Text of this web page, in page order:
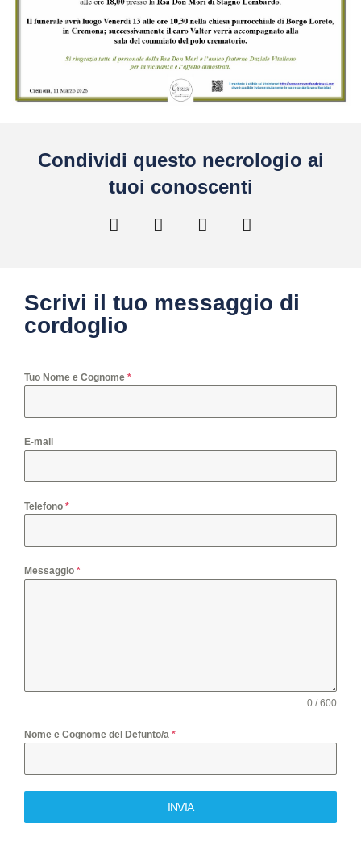
Condividi questo necrologio ai
tuoi conoscenti
Scrivi il tuo messaggio di
cordoglio
Tuo Nome e Cognome *
E-mail
Telefono *
Messaggio *
0 / 600
Nome e Cognome del Defunto/a *
INVIA